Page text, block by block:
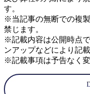
す。
※当記事の無断での複
禁じます。
※記載内容は公開時点
ンアップなどにより記
※記載事項は予告なく